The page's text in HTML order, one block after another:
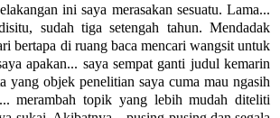
ini saya merasakan sesuatu. Lama...
sudah tiga setengah tahun. Mendadak
bertapa di ruang baca mencari wangsit untuk
apakan... saya sempat ganti judul kemarin
yang objek penelitian saya cuma mau ngasih
merambah topik yang lebih mudah diteliti